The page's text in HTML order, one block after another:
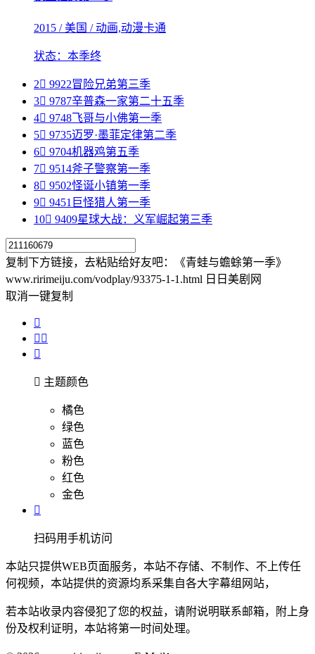
2015 / 美国 / 动画,动漫卡通
状态：本季终
2 9922冒险兄弟第三季
3 9787辛普森一家第二十五季
4 9748飞哥与小佛第一季
5 9735迈罗·墨菲定律第二季
6 9704机器鸡第五季
7 9514斧子警察第一季
8 9502怪诞小镇第一季
9 9451 巨怪猎人第一季
10 9409星球大战：义军崛起第三季
复制下方链接，去粘贴给好友吧：
《青蛙与蟾蜍第一季》
www.ririmeiju.com/vodplay/93375-1-1.html 日日美剧网
取消一键复制

 

 主题颜色
橘色
绿色
蓝色
粉色
红色
金色

扫码用手机访问
本站只提供WEB页面服务，本站不存储、不制作、不上传任
何视频，本站提供的资源均系采集自各大字幕组网站，
若本站收录内容侵犯了您的权益，请附说明联系邮箱，附上身
份及权利证明，本站将第一时间处理。